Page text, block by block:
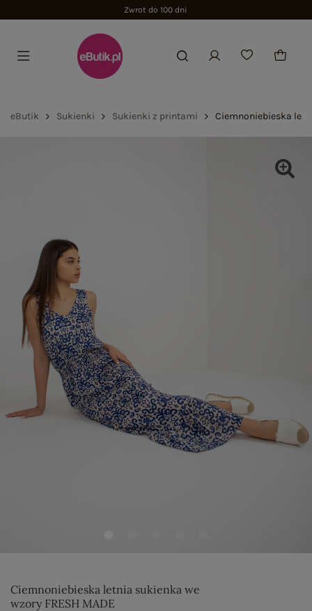
Zwrot do 100 dni
eButik Sukienki Sukienki z printami Ciemnoniebieska
Ciemnoniebieska letnia sukienka we
wzory FRESH MADE